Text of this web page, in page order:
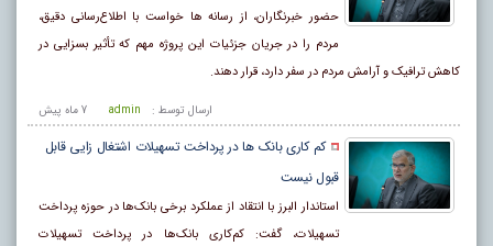
حضور خبرنگاران، از رسانه ها خواست با اطلاع‌رسانی دقیق،
مردم را در جریان جزئیات این پروژه مهم که تأثیر بسزایی در
کاهش ترافیک و آرامش مردم در سفر دارد، قرار دهند.
7 ماه پيش ارسال توسط : admin
کم کاری بانک ها در پرداخت تسهیلات اشتغال زایی قابل
قبول نیست
استاندار البرز با انتقاد از عملکرد برخی بانک‌ها در حوزه پرداخت
تسهیلات، گفت: کم‌کاری بانک‌ها در پرداخت تسهیلات